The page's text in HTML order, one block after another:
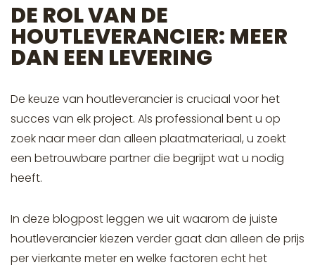
DE ROL VAN DE
HOUTLEVERANCIER: MEER
DAN EEN LEVERING
De keuze van houtleverancier is cruciaal voor het
succes van elk project. Als professional bent u op
zoek naar meer dan alleen plaatmateriaal, u zoekt
een betrouwbare partner die begrijpt wat u nodig
heeft.
In deze blogpost leggen we uit waarom de juiste
houtleverancier kiezen verder gaat dan alleen de prijs
per vierkante meter en welke factoren echt het